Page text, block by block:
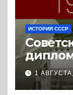
ИСТОРИЯ СССР
(2018) *
1